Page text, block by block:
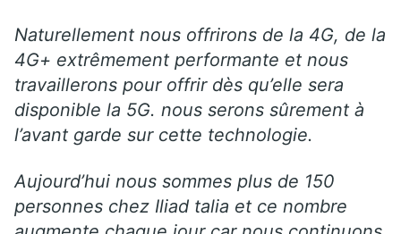
Naturellement nous offrirons de la 4G, de la
4G+ extrêmement performante et nous
travaillerons pour offrir dès qu’elle sera
disponible la 5G. nous serons sûrement à
l’avant garde sur cette technologie.
Aujourd’hui nous sommes plus de 150
personnes chez Iliad talia et ce nombre